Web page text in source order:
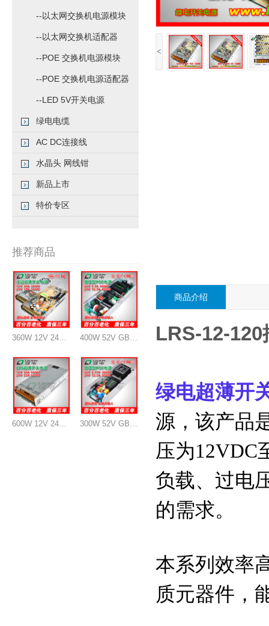
<
商品介绍
LRS-12-
绿电超薄开
源，该产品
压为12VDC
负载、过电
的需求。
本系列效率
质元器件，
--以太网交换机电源模块
--以太网交换机适配器
--POE 交换机电源模块
--POE 交换机电源适配器
--LED 5V开关电源
绿电电缆
AC DC连接线
水晶头 网线钳
新品上市
特价专区
推荐商品
360W 12V 24V 认证开关电源 400W 52V GB系列POE交换机电源模块
600W 12V 24V 超薄开关电源 300W 52V GB系列POE交换机电源模块